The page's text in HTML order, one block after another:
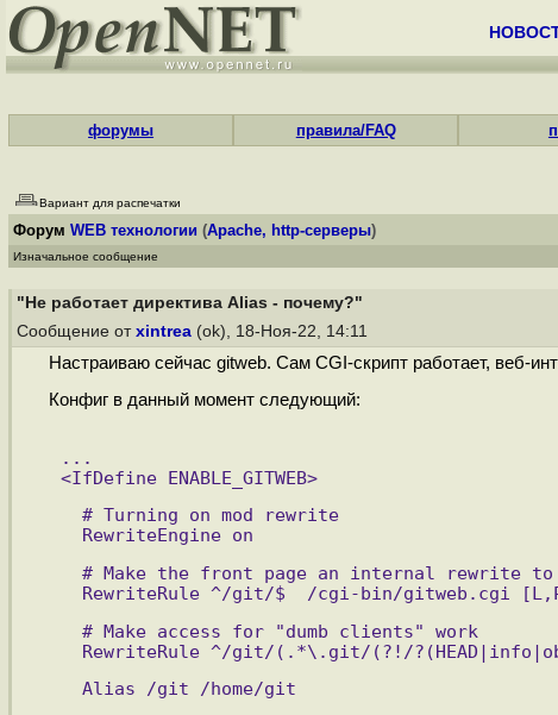
форумы правила/FAQ
Вариант для распечатки
Форум WEB технологии (Apache, http-серверы)
Изначальное сообщение
"Не работает директива Alias - почему?"
Сообщение от xintrea (ok), 18-Ноя-22, 14:11
Настраиваю сейчас gitweb. Сам CGI-скрипт работает, веб-
Конфиг в данный момент следующий:
...
<IfDefine ENABLE_GITWEB>
# Turning on mod rewrite
RewriteEngine on
# Make the front page an internal rewrite
RewriteRule ^/git/$  /cgi-bin/gitweb.cgi
# Make access for "dumb clients" work
RewriteRule ^/git/(.*\.git/(?!/
Alias /git /home/git